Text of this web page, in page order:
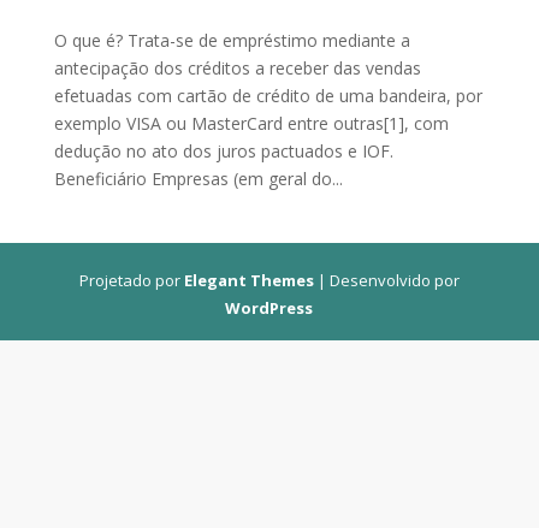
O que é? Trata-se de empréstimo mediante a
antecipação dos créditos a receber das vendas
efetuadas com cartão de crédito de uma bandeira, por
exemplo VISA ou MasterCard entre outras[1], com
dedução no ato dos juros pactuados e IOF.
Beneficiário Empresas (em geral do...
Projetado por Elegant Themes| Desenvolvido por
WordPress